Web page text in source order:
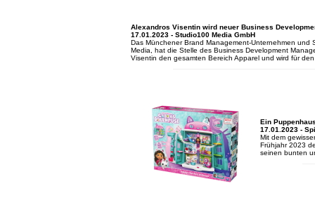
Alexandros Visentin wird neuer Business
17.01.2023 - Studio100 Media GmbH
Das Münchener Brand Management-Unternehmen
Media, hat die Stelle des Business Development
Visentin den gesamten Bereich Apparel und wird für
Ein
17.01.2023 -
Mit dem
Frühjahr 2023
seinen bunten